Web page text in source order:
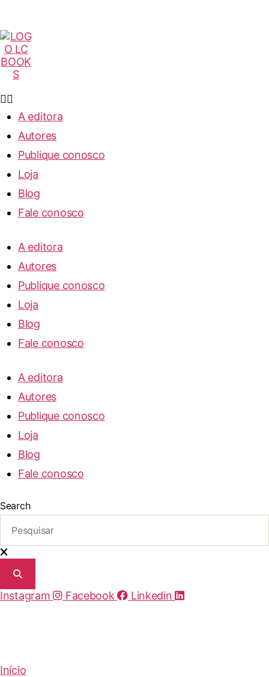
A editora
Autores
Publique conosco
Loja
Blog
Fale conosco
A editora
Autores
Publique conosco
Loja
Blog
Fale conosco
A editora
Autores
Publique conosco
Loja
Blog
Fale conosco
Search
Instagram Facebook Linkedin
Início